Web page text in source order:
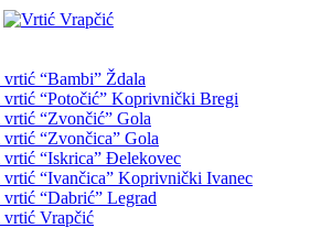
“Bambi” Ždala
“Potočić” Koprivnički Bregi
“Zvončić” Gola
“Zvončica” Gola
“Iskrica” Đelekovec
“Ivančica” Koprivnički Ivanec
“Dabrić” Legrad
Vrapčić